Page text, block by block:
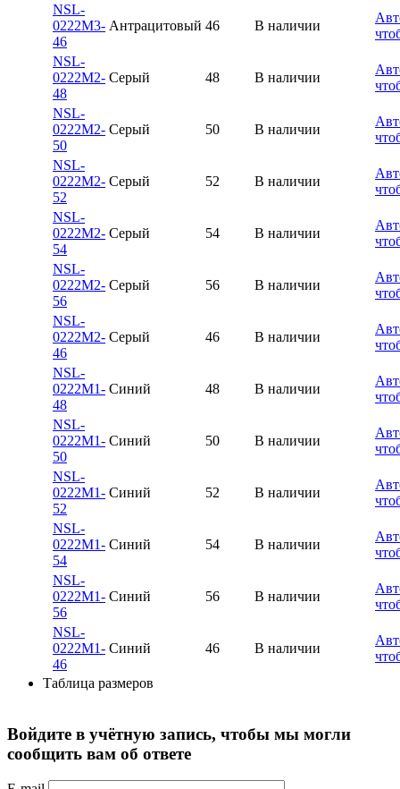
NSL-
0222M3-
46
Антрацитовый 46 В наличии
NSL-
0222M2-
48
Серый 48 В наличии
NSL-
0222M2-
50
Серый 50 В наличии
NSL-
0222M2-
52
Серый 52 В наличии
NSL-
0222M2-
54
Серый 54 В наличии
NSL-
0222M2-
56
Серый 56 В наличии
NSL-
0222M2-
46
Серый 46 В наличии
NSL-
0222M1-
48
Синий 48 В наличии
NSL-
0222M1-
50
Синий 50 В наличии
NSL-
0222M1-
52
Синий 52 В наличии
NSL-
0222M1-
54
Синий 54 В наличии
NSL-
0222M1-
56
Синий 56 В наличии
NSL-
0222M1-
46
Синий 46 В наличии
Таблица размеров
Войдите в учётную запись, чтобы мы могли
сообщить вам об ответе